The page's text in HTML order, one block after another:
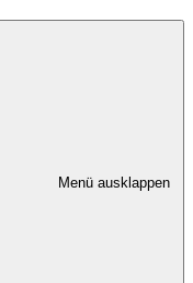
Menü ausklappen